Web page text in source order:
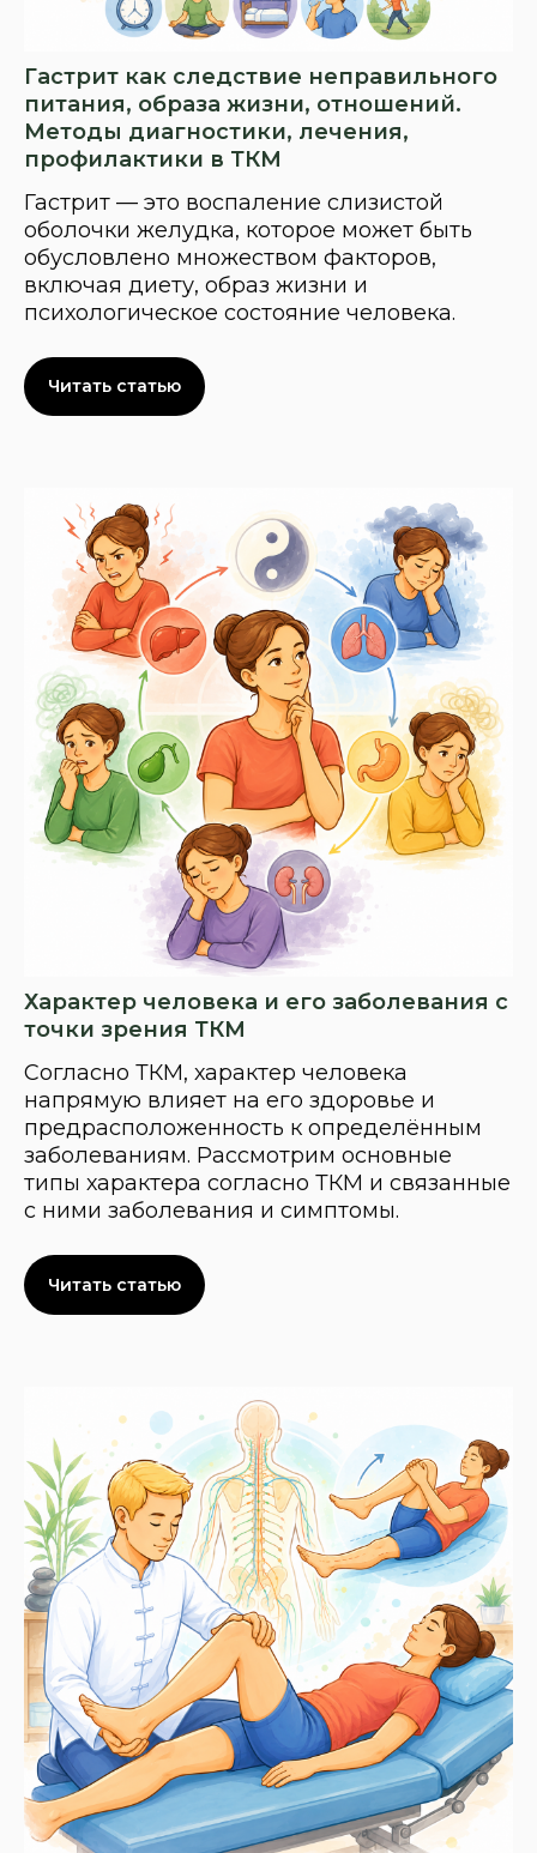
Гастрит как следствие неправильного
питания, образа жизни, отношений.
Методы диагностики, лечения,
профилактики в ТКМ
Гастрит — это воспаление слизистой
оболочки желудка, которое может быть
обусловлено множеством факторов,
включая диету, образ жизни и
психологическое состояние человека.
Читать статью
Характер человека и его заболевания с
точки зрения ТКМ
Согласно ТКМ, характер человека
напрямую влияет на его здоровье и
предрасположенность к определённым
заболеваниям. Рассмотрим основные
типы характера согласно ТКМ и связанные
с ними заболевания и симптомы.
Читать статью